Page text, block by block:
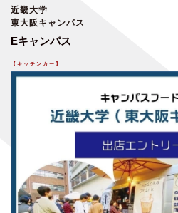
近畿大学
東大阪キャンパス
Eキャンパス
【キッチンカー】